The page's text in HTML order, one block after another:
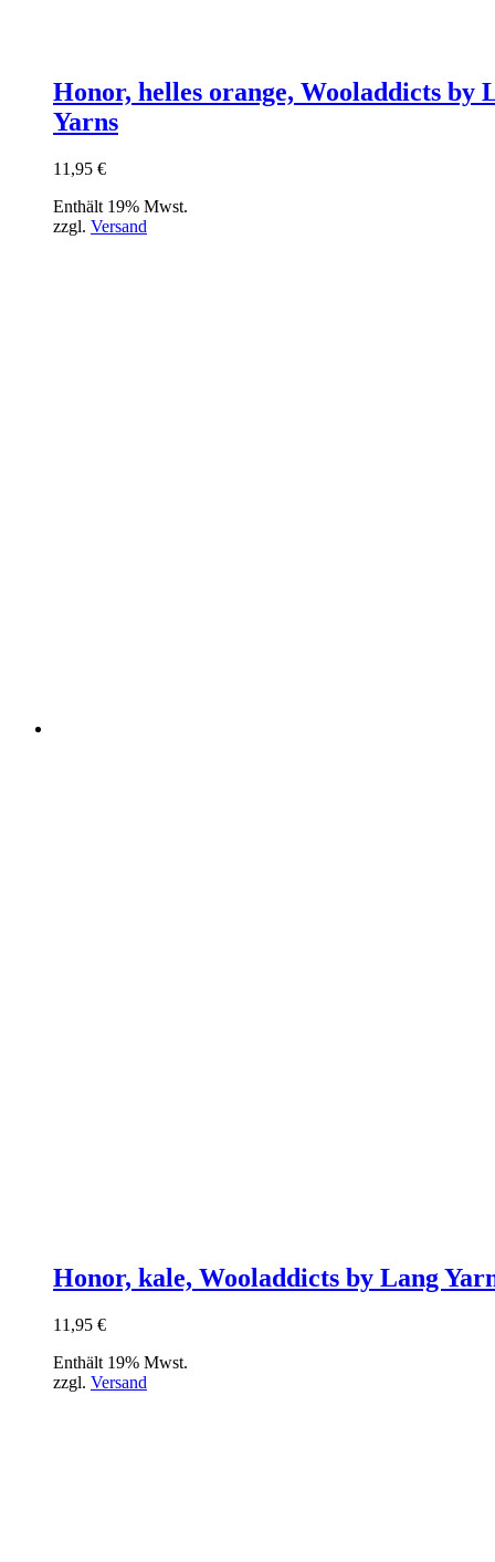
Honor, helles orange, Wooladdicts by
Yarns
11,95 €
Enthält 19% Mwst.
zzgl. Versand
Honor, kale, Wooladdicts by Lang
11,95 €
Enthält 19% Mwst.
zzgl. Versand